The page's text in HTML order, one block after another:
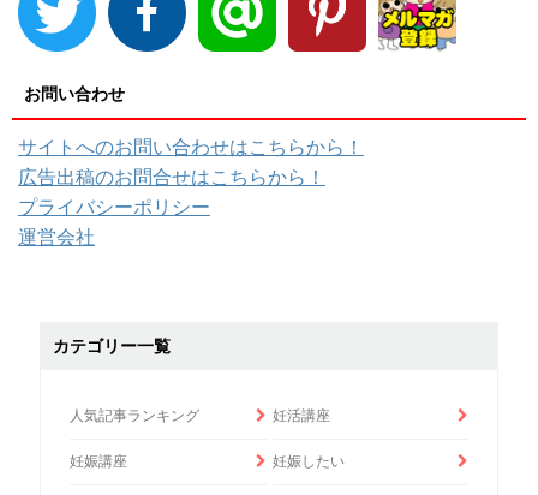
お問い合わせ
サイトへのお問い合わせはこちらから！
広告出稿のお問合せはこちらから！
プライバシーポリシー
運営会社
カテゴリー一覧
人気記事ランキング 妊活講座
妊娠講座 妊娠したい